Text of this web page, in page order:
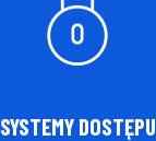
SYSTEMY DOSTĘPU